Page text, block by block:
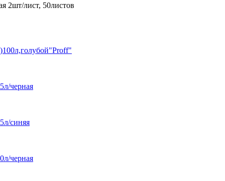
2шт/лист, 50листов
черная
синяя
черная